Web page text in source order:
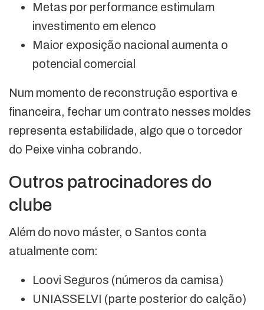
Metas por performance estimulam
investimento em elenco
Maior exposição nacional aumenta o
potencial comercial
Num momento de reconstrução esportiva e
financeira, fechar um contrato nesses moldes
representa estabilidade, algo que o torcedor
do Peixe vinha cobrando.
Outros patrocinadores do
clube
Além do novo máster, o Santos conta
atualmente com:
Loovi Seguros (números da camisa)
UNIASSELVI (parte posterior do calção)